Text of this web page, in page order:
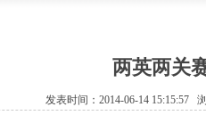
两英两关
发表时间：2014-06-14 15:15:57